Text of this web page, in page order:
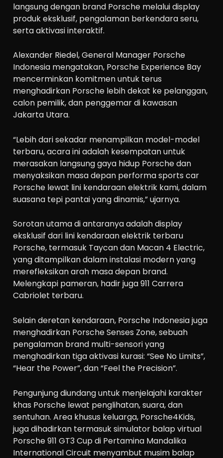
langsung dengan brand Porsche melalui display
produk eksklusif, pengalaman berkendara seru,
serta aktivasi interaktif.
Alexander Riedel, General Manager Porsche
Indonesia mengatakan, Porsche Experience Bay
mencerminkan komitmen untuk terus
menghadirkan Porsche lebih dekat ke pelanggan,
calon pemilik, dan penggemar di kawasan
Jakarta Utara.
“Lebih dari sekadar menampilkan model-model
terbaru, acara ini adalah kesempatan untuk
merasakan langsung gaya hidup Porsche dan
menyaksikan masa depan performa sports car
Porsche lewat lini kendaraan elektrik kami, dalam
suasana tepi pantai yang dinamis,” ujarnya.
Sorotan utama di antaranya adalah display
eksklusif dari lini kendaraan elektrik terbaru
Porsche, termasuk Taycan dan Macan 4 Electric,
yang ditampilkan dalam instalasi modern yang
merefleksikan arah masa depan brand.
Melengkapi pameran, hadir juga 911 Carrera
Cabriolet terbaru.
Selain deretan kendaraan, Porsche Indonesia juga
menghadirkan Porsche Senses Zone, sebuah
pengalaman brand multi-sensori yang
menghadirkan tiga aktivasi kurasi: “See No Limits”,
“Hear the Power”, dan “Feel the Precision”.
Pengunjung diundang untuk menjelajahi karakter
khas Porsche lewat penglihatan, suara, dan
sentuhan. Area khusus keluarga, Porsche4Kids,
juga dihadirkan termasuk simulator balap virtual
Porsche 911 GT3 Cup di Pertamina Mandalika
International Circuit menyambut musim balap